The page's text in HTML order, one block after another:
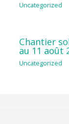
Uncategorized
Chantier
au 11 août
Uncategorized